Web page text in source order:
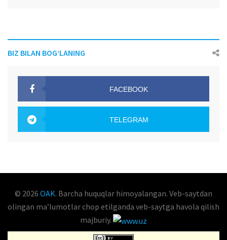
BIZ BILAN BOG‘LANING
FACEBOOK
TELEGRAM
© 2026 OAK. Barcha huquqlar himoyalangan. Veb-saytdan
olingan maʼlumotlar chop etilganda veb-saytga havola qilish
majburiy.